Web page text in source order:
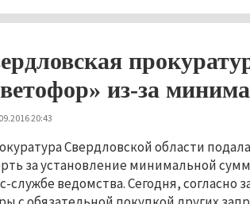
из-за
20:43
Свердловской области
за установление минимальной
службе ведомства. Сегодня,